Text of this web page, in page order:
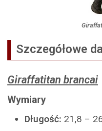
Szczegółowe
Giraffatitan brancai
Wymiary
Długość: 21,8 –